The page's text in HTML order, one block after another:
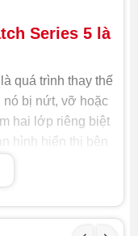
Series 5 là
quá trình thay thế
nó bị nứt, vỡ hoặc
hai lớp riêng biệt
hình hiển thị bên
phục lại vẻ đẹp và
cần thay toàn